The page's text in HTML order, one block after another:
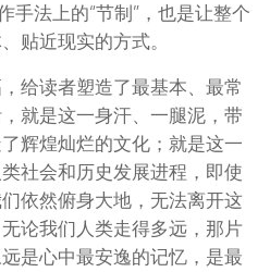
手法上的“节制”，也是让整个
贴近现实的方式。
给读者塑造了最基本、最常
就是这一身汗、一腿泥，带
辉煌灿烂的文化；就是这一
社会和历史发展进程，即使
依然俯身大地，无法离开这
论我们人类走得多远，那片
是心中最安逸的记忆，是最